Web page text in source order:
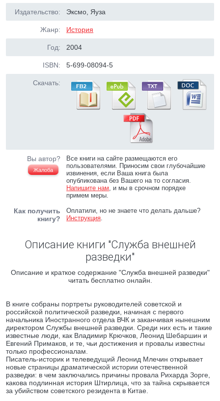
Издательство: Эксмо, Яуза
Жанр: История
Год: 2004
ISBN: 5-699-08094-5
Скачать:
Вы автор?
Жалоба
Все книги на сайте размещаются его
пользователями. Приносим свои глубочайшие
извинения, если Ваша книга была
опубликована без Вашего на то согласия.
Напишите нам, и мы в срочном порядке
примем меры.
Как получить
книгу?
Оплатили, но не знаете что делать дальше?
Инструкция.
Описание книги "Служба внешней
разведки"
Описание и краткое содержание "Служба внешней разведки"
читать бесплатно онлайн.
В книге собраны портреты руководителей советской и
российской политической разведки, начиная с первого
начальника Иностранного отдела ВЧК и заканчивая нынешним
директором Службы внешней разведки. Среди них есть и такие
известные люди, как Владимир Крючков, Леонид Шебаршин и
Евгений Примаков, и те, чьи достижения и провалы известны
только профессионалам.
Писатель-историк и телеведущий Леонид Млечин открывает
новые страницы драматической истории отечественной
разведки: в чем заключались причины провала Рихарда Зорге,
какова подлинная история Штирлица, что за тайна скрывается
за убийством советского резидента в Китае.